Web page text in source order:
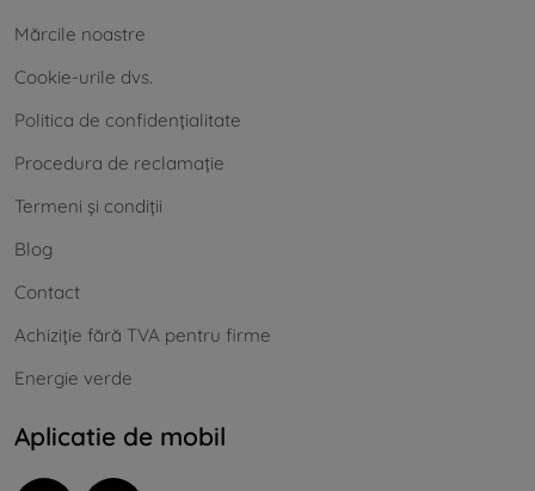
Mărcile noastre
Cookie-urile dvs.
Politica de confidențialitate
Procedura de reclamație
Termeni și condiții
Blog
Contact
Achiziție fără TVA pentru firme
Energie verde
Aplicatie de mobil